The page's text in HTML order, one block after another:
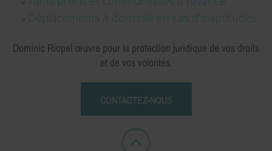
Déplacements à domicile en cas d’inaptitudes
Dominic Riopel œuvre pour la protection juridique de vos droits
et de vos volontés.
CONTACTEZ-NOUS